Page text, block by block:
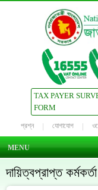
TAX PAYER
FORM
প্রশ্ন যোগাযোগ
MENU
দায়িত্বপ্রাপ্ত